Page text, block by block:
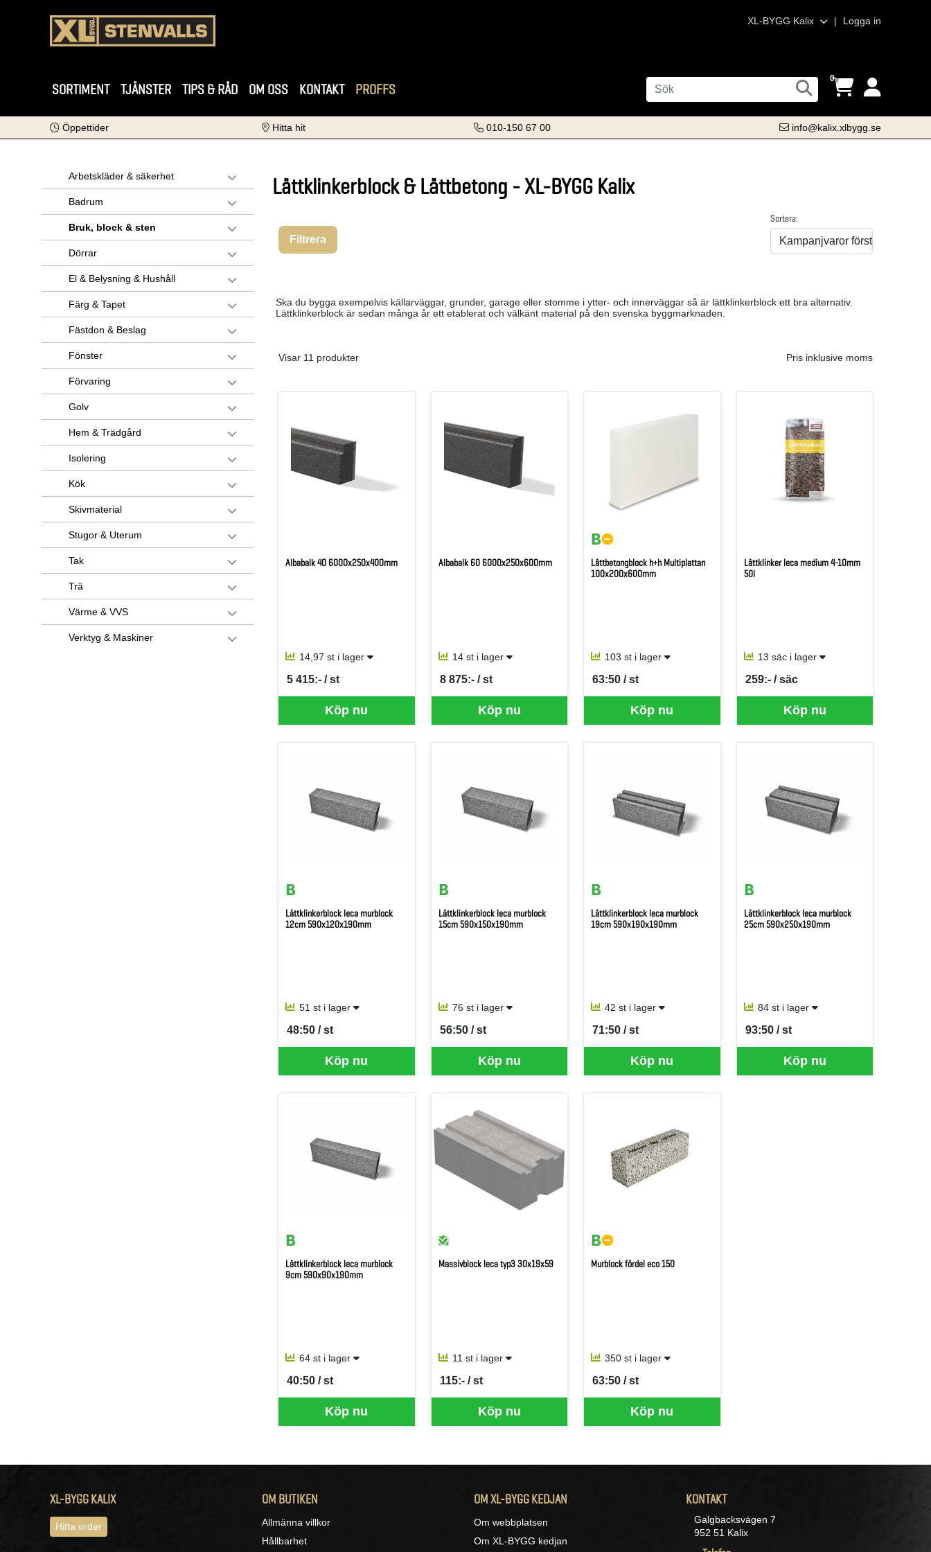
XL-BYGG Kalix | Logga in
SORTIMENT TJÄNSTER TIPS & RÅD OM OSS KONTAKT PROFFS
0
Öppettider Hitta hit 010-150 67 00 info@kalix.xlbygg.se
Arbetskläder & säkerhet
Badrum
Bruk, block & sten
Dörrar
El & Belysning & Hushåll
Färg & Tapet
Fästdon & Beslag
Fönster
Förvaring
Golv
Hem & Trädgård
Isolering
Kök
Skivmaterial
Stugor & Uterum
Tak
Trä
Värme & VVS
Verktyg & Maskiner
Lättklinkerblock & Lättbetong - XL-BYGG Kalix
Filtrera
Sortera:
Ska du bygga exempelvis källarväggar, grunder, garage eller stomme i ytter- och innerväggar så är lättklinkerblock ett bra alternativ.
Lättklinkerblock är sedan många år ett etablerat och välkänt material på den svenska byggmarknaden.
Visar 11 produkter Pris inklusive moms
Albabalk 40 6000x250x400mm
14,97 st i lager
Köp nu
5 415:- / st
SEK per ST
Albabalk 60 6000x250x600mm
14 st i lager
Köp nu
8 875:- / st
SEK per ST
Lättbetongblock h+h Multiplattan
100x200x600mm
103 st i lager
Köp nu
63:50 / st
SEK per ST
Lättklinker leca medium 4-10mm
50l
13 säc i lager
Köp nu
259:- / säc
SEK per SÄC
Lättklinkerblock leca murblock
12cm 590x120x190mm
51 st i lager
Köp nu
48:50 / st
SEK per ST
Lättklinkerblock leca murblock
15cm 590x150x190mm
76 st i lager
Köp nu
56:50 / st
SEK per ST
Lättklinkerblock leca murblock
19cm 590x190x190mm
42 st i lager
Köp nu
71:50 / st
SEK per ST
Lättklinkerblock leca murblock
25cm 590x250x190mm
84 st i lager
Köp nu
93:50 / st
SEK per ST
Lättklinkerblock leca murblock
9cm 590x90x190mm
64 st i lager
Köp nu
40:50 / st
SEK per ST
Massivblock leca typ3 30x19x59
11 st i lager
Köp nu
115:- / st
SEK per ST
Murblock fördel eco 150
350 st i lager
Köp nu
63:50 / st
SEK per ST
XL-BYGG KALIX
Hitta order
OM BUTIKEN
Allmänna villkor
Hållbarhet
OM XL-BYGG KEDJAN
Om webbplatsen
Om XL-BYGG kedjan
KONTAKT
Galgbacksvägen 7
952 51 Kalix